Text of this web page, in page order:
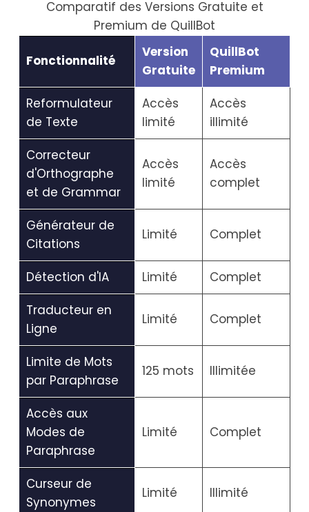
Comparatif des Versions Gratuite et
Premium de QuillBot
Fonctionnalité
Version
Gratuite
QuillBot
Premium
Reformulateur
de Texte
Accès
limité
Accès
illimité
Correcteur
d'Orthographe
et de Grammar
Accès
limité
Accès
complet
Générateur de
Citations
Limité Complet
Détection d'IA Limité
Complet
Traducteur en
Ligne
Limité Complet
Limite de Mots
par Paraphrase
125 mots Illimitée
Accès aux
Modes de
Paraphrase
Limité Complet
Curseur de
Synonymes
Limité Illimité